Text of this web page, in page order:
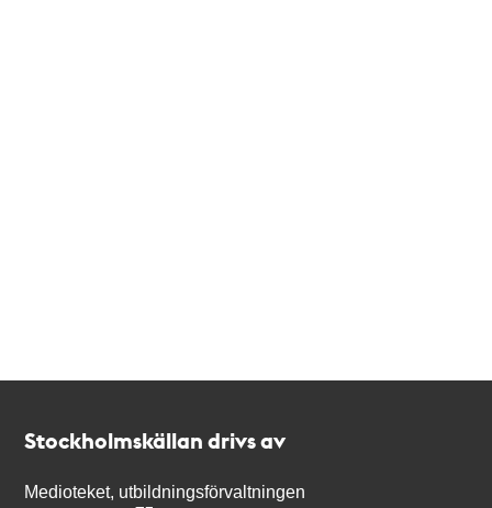
Stockholmskällan drivs av
Medioteket, utbildningsförvaltningen